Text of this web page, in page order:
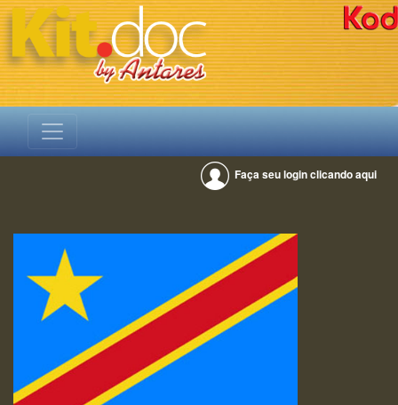
Faça seu login clicando aqui